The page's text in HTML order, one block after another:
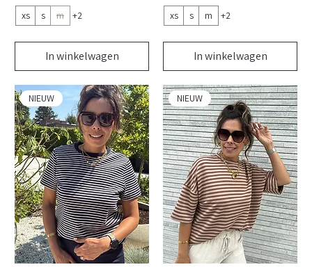
xs s m +2
In winkelwagen
xs s m +2
In winkelwagen
NIEUW NIEUW